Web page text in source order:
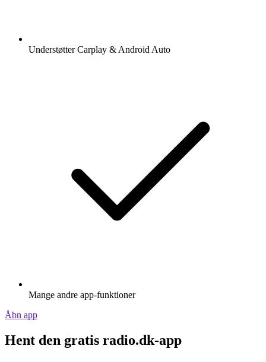
Understøtter Carplay & Android Auto
Mange andre app-funktioner
Åbn app
Hent den gratis radio.dk-app